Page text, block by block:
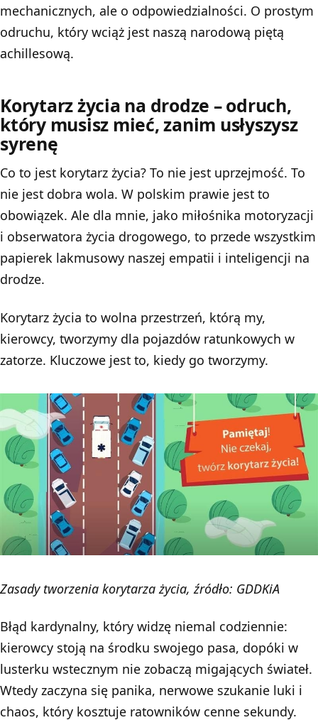
mechanicznych, ale o odpowiedzialności. O prostym
odruchu, który wciąż jest naszą narodową piętą
achillesową.
Korytarz życia na drodze – odruch,
który musisz mieć, zanim usłyszysz
syrenę
Co to jest korytarz życia? To nie jest uprzejmość. To
nie jest dobra wola. W polskim prawie jest to
obowiązek. Ale dla mnie, jako miłośnika motoryzacji
i obserwatora życia drogowego, to przede wszystkim
papierek lakmusowy naszej empatii i inteligencji na
drodze.
Korytarz życia to wolna przestrzeń, którą my,
kierowcy, tworzymy dla pojazdów ratunkowych w
zatorze. Kluczowe jest to, kiedy go tworzymy.
Zasady tworzenia korytarza życia, źródło: GDDKiA
Błąd kardynalny, który widzę niemal codziennie:
kierowcy stoją na środku swojego pasa, dopóki w
lusterku wstecznym nie zobaczą migających świateł.
Wtedy zaczyna się panika, nerwowe szukanie luki i
chaos, który kosztuje ratowników cenne sekundy.